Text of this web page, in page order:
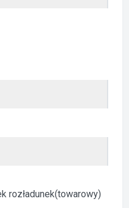
rozładunek(towarowy)